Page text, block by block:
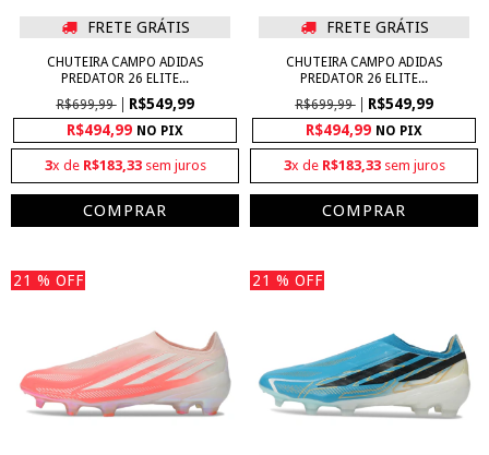
FRETE GRÁTIS
CHUTEIRA CAMPO ADIDAS
PREDATOR 26 ELITE...
R$699,99
R$549,99
R$494,99 NO PIX
3x de R$183,33sem juros
COMPRAR
FRETE GRÁTIS
CHUTEIRA CAMPO ADIDAS
PREDATOR 26 ELITE...
R$699,99
R$549,99
R$494,99 NO PIX
3x de R$183,33sem juros
COMPRAR
21 % OFF 21 % OFF